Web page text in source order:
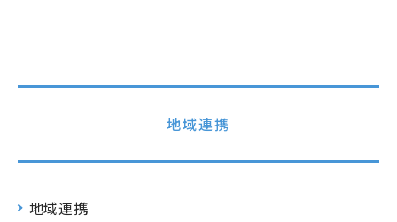
地域連携
地域連携